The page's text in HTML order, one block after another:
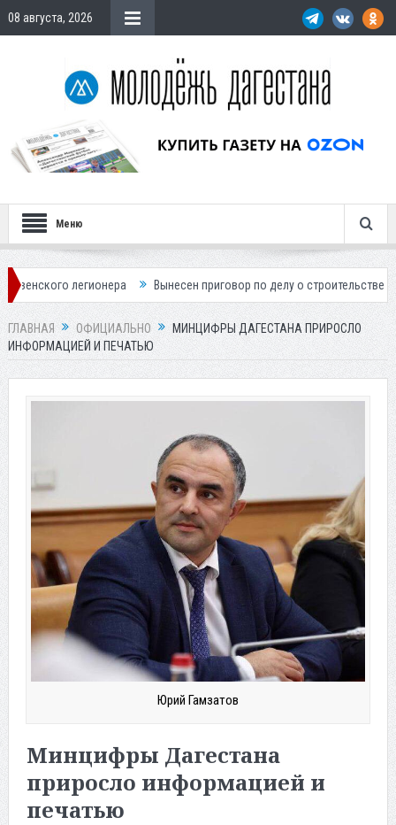
08 августа, 2026
Меню
легионера Вынесен приговор по делу о строительстве гостиницы у
ГЛАВНАЯ ОФИЦИАЛЬНО
МИНЦИФРЫ ДАГЕСТАНА ПРИРОСЛО
ИНФОРМАЦИЕЙ И ПЕЧАТЬЮ
Юрий Гамзатов
Минцифры Дагестана
приросло информацией и
печатью